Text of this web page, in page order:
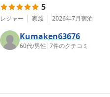
5
レジャー 家族 2026年7月宿泊
Kumaken63676
60代/男性 |7件のクチコミ